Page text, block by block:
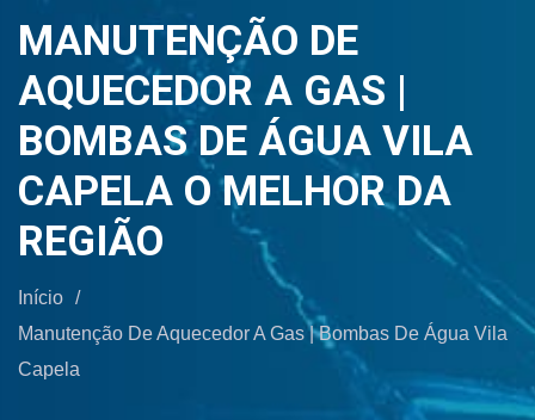
MANUTENÇÃO DE
AQUECEDOR A GAS |
BOMBAS DE ÁGUA VILA
CAPELA O MELHOR DA
REGIÃO
Início /
Manutenção De Aquecedor A Gas | Bombas De Água Vila
Capela